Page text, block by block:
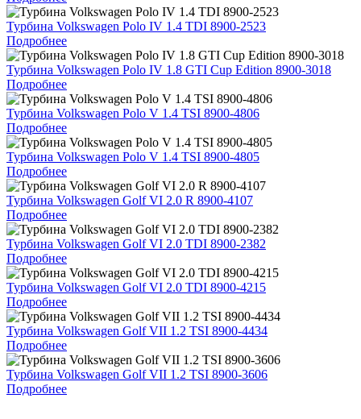
Турбина Volkswagen Polo IV 1.4 TDI 8900-2523
Подробнее
Турбина Volkswagen Polo IV 1.8 GTI Cup Edition 8900-3018
Подробнее
Турбина Volkswagen Polo V 1.4 TSI 8900-4806
Подробнее
Турбина Volkswagen Polo V 1.4 TSI 8900-4805
Подробнее
Турбина Volkswagen Golf VI 2.0 R 8900-4107
Подробнее
Турбина Volkswagen Golf VI 2.0 TDI 8900-2382
Подробнее
Турбина Volkswagen Golf VI 2.0 TDI 8900-4215
Подробнее
Турбина Volkswagen Golf VII 1.2 TSI 8900-4434
Подробнее
Турбина Volkswagen Golf VII 1.2 TSI 8900-3606
Подробнее